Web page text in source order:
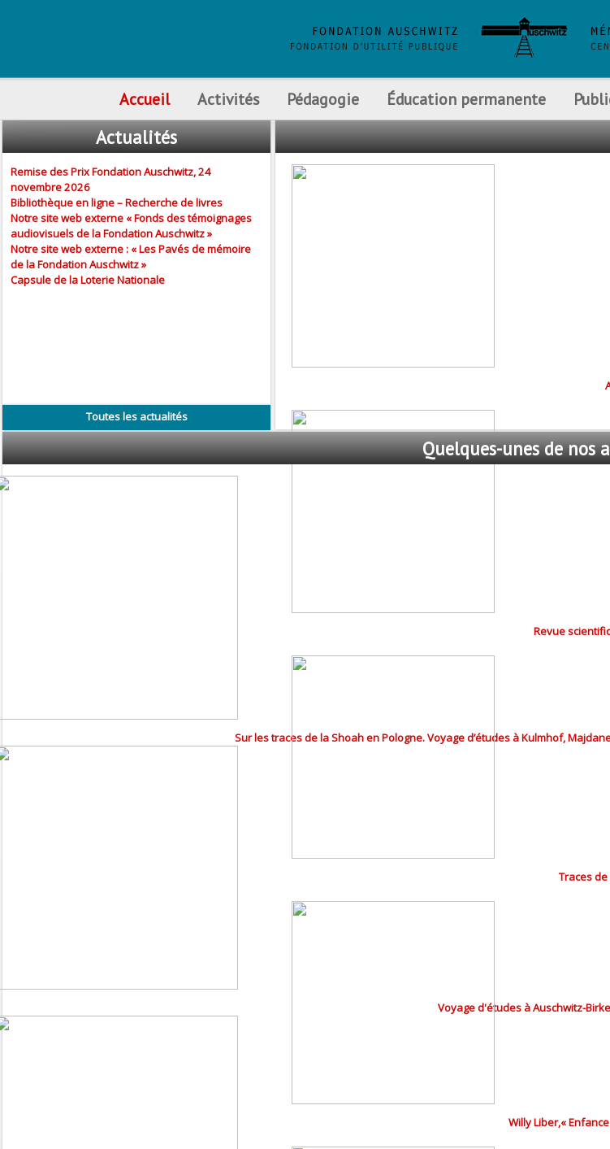
Accueil Activités Pédagogie Éducation permanente
Actualités
Remise des Prix Fondation Auschwitz, 24
novembre 2026
Bibliothèque en ligne – Recherche de livres
Notre site web externe « Fonds des témoignages
audiovisuels de la Fondation Auschwitz »
Notre site web externe : « Les Pavés de mémoire
de la Fondation Auschwitz »
Capsule de la Loterie Nationale
Toutes les actualités
Revue
Traces
Willy Liber,«
Quelques-unesde nos
Sur les traces de la Shoah en Pologne. Voyage d’études à Kulmhof,
Voyage d'études à Auschwitz-